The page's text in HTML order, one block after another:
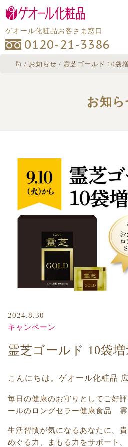
ゲオール化粧品お客さま窓口
0120-21-3386
/ お知らせ / 霊芝ゴールド 10袋
お知ら
2024.8.30
キャンペーン
霊芝ゴールド 10袋
こんにちは。ゲオール化粧品
毎日の健康のお守りとしてご好
ールのロングセラー健康食品 霊
生活習慣が気になるあなたに。
めぐる力、まもる力をサポート。